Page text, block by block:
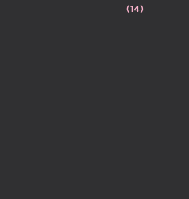
(14)